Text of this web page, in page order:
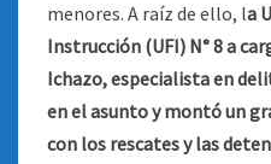
menores. A raíz de ello, la
Instrucción (UFI) N° 8 a
Ichazo, especialista en
en el asunto y montó un
con los rescates y las